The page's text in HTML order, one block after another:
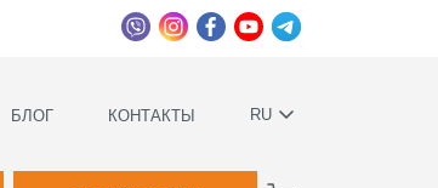
БЛОГ КОНТАКТЫ RU